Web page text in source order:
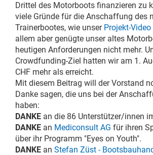
Drittel des Motorboots finanzieren zu
viele Gründe für die Anschaffung des
Trainerbootes, wie unser Projekt-Video
allem aber genügte unser altes
heutigen Anforderungen nicht mehr.
Crowdfunding-Ziel hatten wir am 1.
CHF mehr als erreicht.
Mit diesem Beitrag will der Vorstand
Danke sagen, die uns bei der
haben:
DANKE an die 86 Unterstützer/innen
DANKE an Mediconsult AG für ihren
über ihr Programm "Eyes on Youth".
DANKE an Stefan Züst -